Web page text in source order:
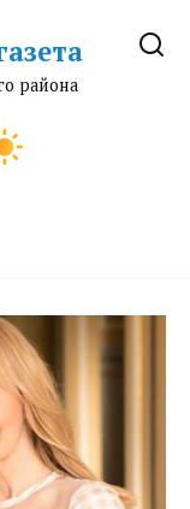
района